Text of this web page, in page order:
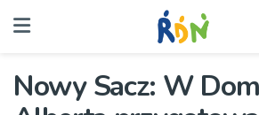
Nowy Sacz: W